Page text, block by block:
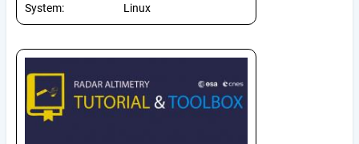
System:
Linux